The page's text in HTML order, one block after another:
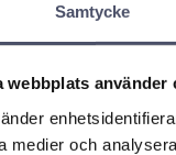
Samtycke
webbplats använder
medier och